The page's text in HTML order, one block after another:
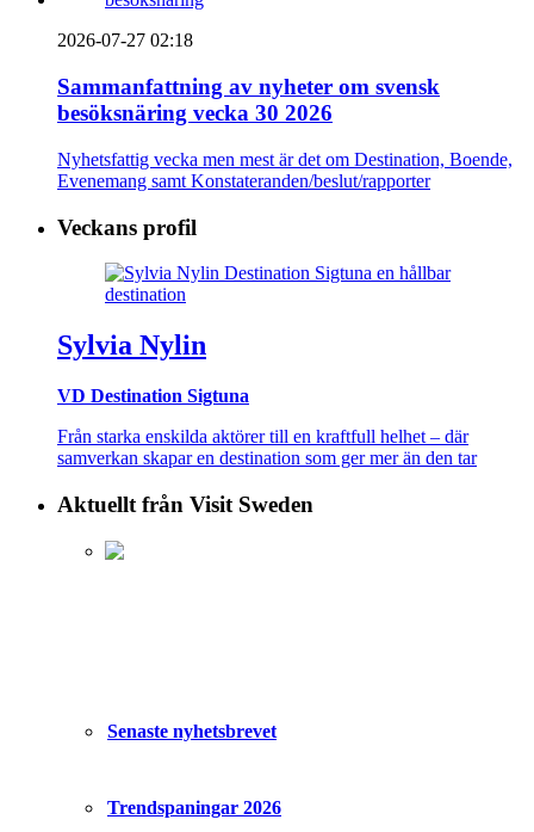
2026-07-27 02:18
Sammanfattning av nyheter om svensk
besöksnäring vecka 30 2026
Nyhetsfattig vecka men mest är det om Destination, Boende,
Evenemang samt Konstateranden/beslut/rapporter
Veckans profil
Sylvia Nylin
VD Destination Sigtuna
Från starka enskilda aktörer till en kraftfull helhet – där
samverkan skapar en destination som ger mer än den tar
Aktuellt från Visit Sweden
Senaste nyhetsbrevet
Trendspaningar 2026